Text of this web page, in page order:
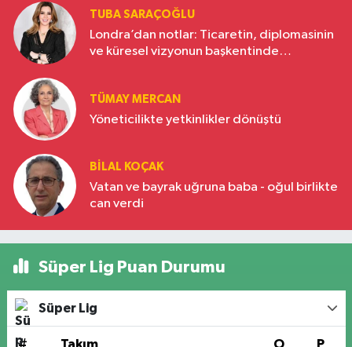
TUBA SARAÇOĞLU
Londra’dan notlar: Ticaretin, diplomasinin
ve küresel vizyonun başkentinde
TÜMAY MERCAN
Yöneticilikte yetkinlikler dönüştü
BILAL KOÇAK
Vatan ve bayrak uğruna baba - oğul birlikte
can verdi
Süper Lig Puan Durumu
Süper Lig